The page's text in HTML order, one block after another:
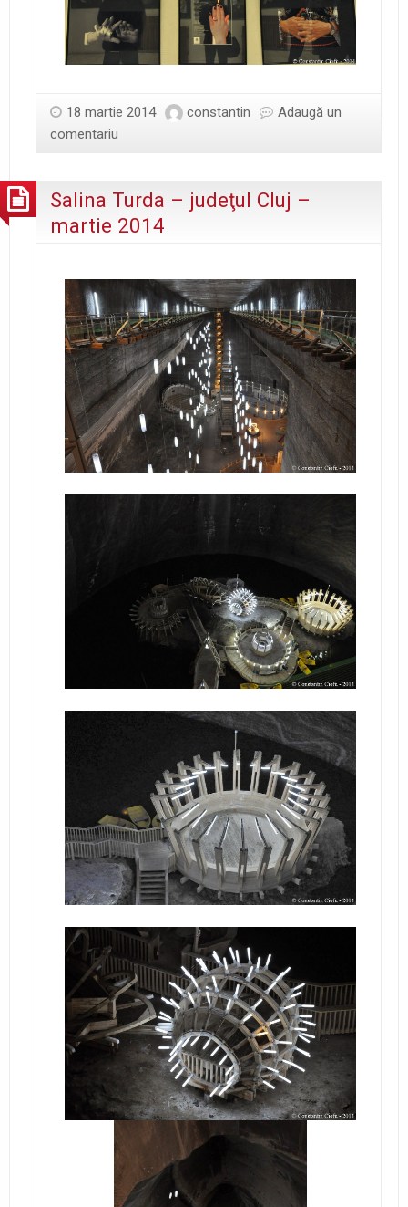
18 martie 2014 constantin
Adaugă un
comentariu
Salina Turda – judeţul Cluj –
martie 2014